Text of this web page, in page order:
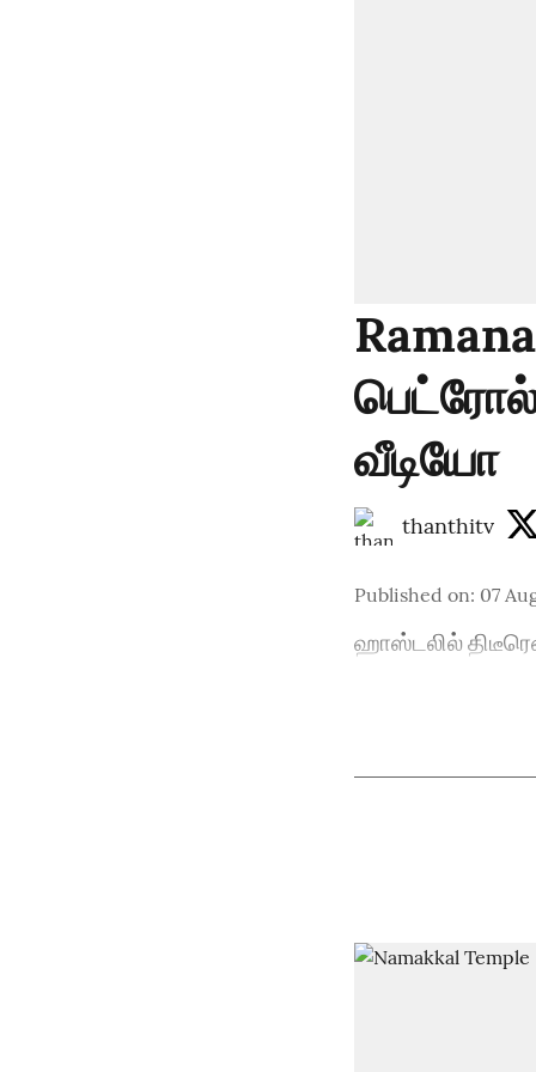
வீடியோ
thanthitv
Published on: 07
ஹாஸ்டலில்